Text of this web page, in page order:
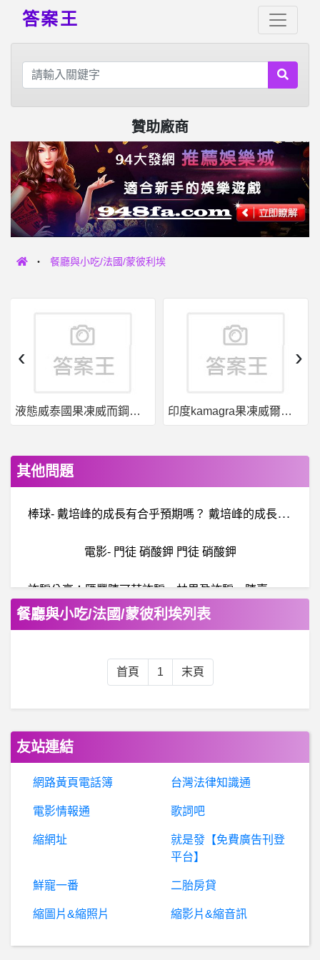
答案王
贊助廠商
餐廳與小吃/法國/蒙彼利埃
液態威泰國果凍威而鋼哪裡買 印度kamagra果凍威爾剛用於治療男性勃起功能障礙
‹ ›
其他問題
棒
球- 戴培峰的成長有合乎預期嗎？ 戴培峰的成長有合乎預期嗎？
電影- 門徒 硝酸鉀 門徒 硝酸鉀
詐
騙分享：匯豐陳可芯詐騙，林思盈詐騙，陳嘉華詐騙，匯豐詐騙是真的嗎？被匯豐詐騙了怎麼辦？
棒
球- 為啥以前日本隊都派松坂對付中華隊? 為啥以前日本隊都派松坂對付中華隊?
股票- 航運是不是穩了？ 航運是不是穩了？
餐廳與小吃/法國/蒙彼利埃列表
首頁 1 末頁
友站連結
網路黃頁電話簿 台灣法律知識通
電影情報通 歌詞吧
縮網址
就是發【免費廣告刊登
平台】
鮮寵一番 二胎房貸
縮圖片&縮照片 縮影片&縮音訊